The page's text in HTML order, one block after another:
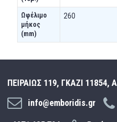
Ωφέλιμο
μήκος
(mm)
260
ΠΕΙΡΑΙΩΣ 119, ΓΚΑΖΙ 11854,
info@emboridis.gr